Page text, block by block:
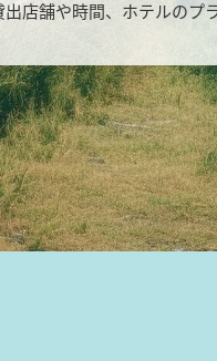
出店舗や時間、ホテルのプ